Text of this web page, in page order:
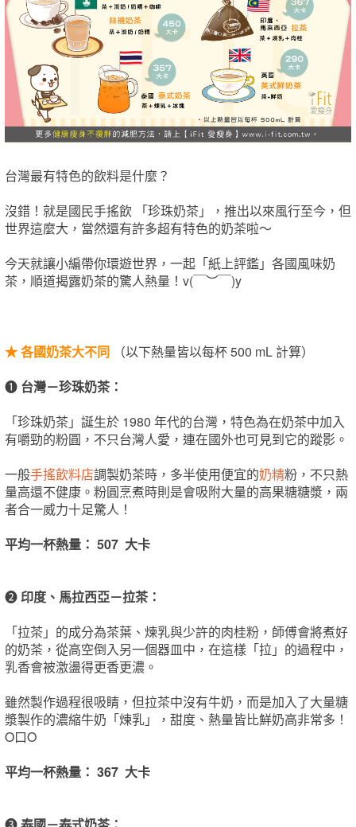
台灣最有特色的飲料是什麼？
沒錯！就是國民手搖飲 「珍珠奶茶」，推出以來風行至今，但
世界這麼大，當然還有許多超有特色的奶茶啦～
今天就讓小編帶你環遊世界，一起「紙上評鑑」各國風味奶
茶，順道揭露奶茶的驚人熱量！v(￣︶￣)y
★各國奶茶大不同 （以下熱量皆以每杯 500 mL 計算）
❶ 台灣－珍珠奶茶：
「珍珠奶茶」誕生於 1980 年代的台灣，特色為在奶茶中加入
有嚼勁的粉圓，不只台灣人愛，連在國外也可見到它的蹤影。
一般手搖飲料店調製奶茶時，多半使用便宜的奶精粉，不只熱
量高還不健康。粉圓烹煮時則是會吸附大量的高果糖糖漿，兩
者合一威力十足驚人！
平均一杯熱量： 507 大卡
❷ 印度、馬拉西亞－拉茶：
「拉茶」的成分為茶葉、煉乳與少許的肉桂粉，師傅會將煮好
的奶茶，從高空倒入另一個器皿中，在這樣「拉」的過程中，
乳香會被激盪得更香更濃。
雖然製作過程很吸睛，但拉茶中沒有牛奶，而是加入了大量糖
漿製作的濃縮牛奶「煉乳」，甜度、熱量皆比鮮奶高非常多！
O口O
平均一杯熱量： 367 大卡